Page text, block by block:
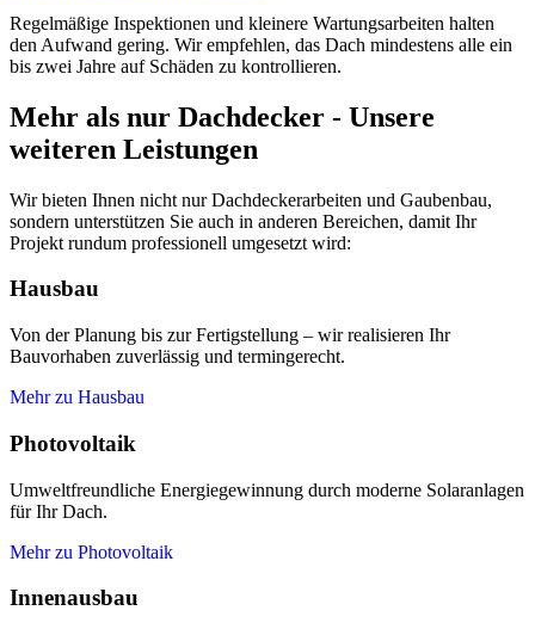
Regelmäßige Inspektionen und kleinere Wartungsarbeiten halten
den Aufwand gering. Wir empfehlen, das Dach mindestens alle ein
bis zwei Jahre auf Schäden zu kontrollieren.
Mehr als nur Dachdecker - Unsere
weiteren Leistungen
Wir bieten Ihnen nicht nur Dachdeckerarbeiten und Gaubenbau,
sondern unterstützen Sie auch in anderen Bereichen, damit Ihr
Projekt rundum professionell umgesetzt wird:
Hausbau
Von der Planung bis zur Fertigstellung – wir realisieren Ihr
Bauvorhaben zuverlässig und termingerecht.
Mehr zu Hausbau
Photovoltaik
Umweltfreundliche Energiegewinnung durch moderne Solaranlagen
für Ihr Dach.
Mehr zu Photovoltaik
Innenausbau